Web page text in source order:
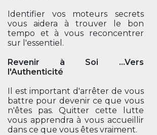
Identifier vos moteurs secrets
vous aidera à trouver le bon
tempo et à vous reconcentrer
sur l'essentiel.
Revenir à Soi ...Vers
l'Authenticité
Il est important d'arrêter de vous
battre pour devenir ce que vous
n'êtes pas. Quitter cette lutte
vous apprendra à vous accueillir
dans ce que vous êtes vraiment.